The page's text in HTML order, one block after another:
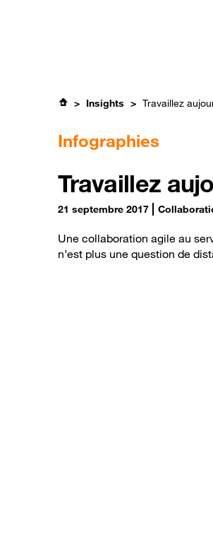
Insights Travaillez
Infographies
Travaillez
21 septembre 2017
Une collaboration agile au
n’est plus une question de